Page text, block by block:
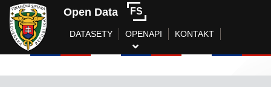
Open Data FS
DATASETY OPENAPI KONTAKT